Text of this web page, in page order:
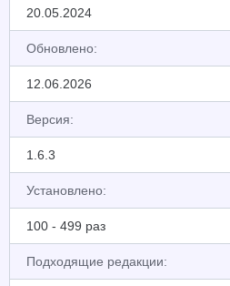
20.05.2024
Обновлено:
12.06.2026
Версия:
1.6.3
Установлено:
100 - 499 раз
Подходящие редакции: